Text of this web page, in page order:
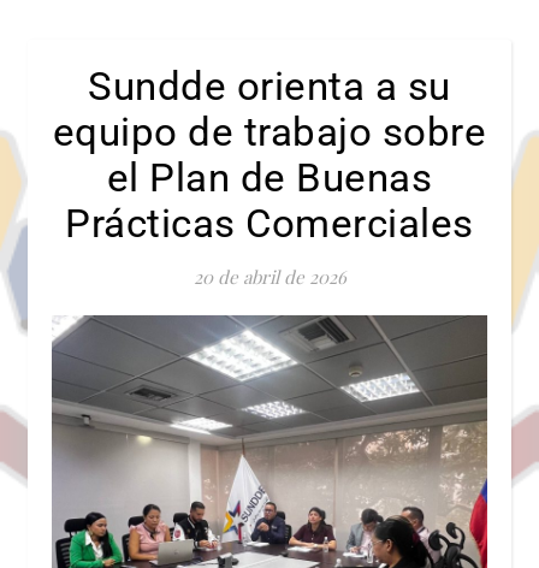
Sundde orienta a su
equipo de trabajo sobre
el Plan de Buenas
Prácticas Comerciales
20 de abril de 2026